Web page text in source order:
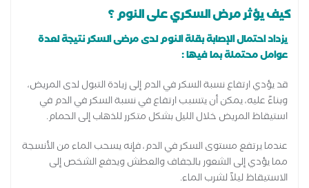
كيف يؤثر مرض السكري على النوم ؟
يزداد احتمال الإصابة بقلة النوم لدى مرضى السكر نتيجة لعدة
عوامل محتملة بما فيها :
قد يؤدي ارتفاع نسبة السكر في الدم إلى زيادة التبول لدى المريض،
وبناءً عليه، يمكن أن يتسبب ارتفاع في نسبة السكر في الدم في
استيقاظ المريض خلال الليل بشكل متكرر للذهاب إلى الحمام.
عندما يرتفع مستوى السكر في الدم، فإنه يسحب الماء من الأنسجة
مما يؤدي إلى الشعور بالجفاف والعطش ويدفع الشخص إلى
الاستيقاظ ليلاً لشرب الماء.